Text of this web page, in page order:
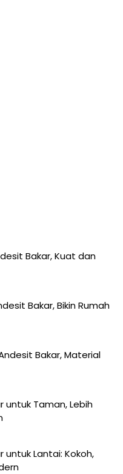
Bakar, Kuat dan
Bakar, Bikin Rumah
Bakar, Material
untuk Taman, Lebih
untuk Lantai: Kokoh,